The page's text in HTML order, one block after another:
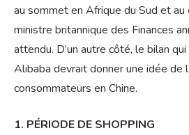
au sommet en Afrique du Sud et au
ministre britannique des Finances
attendu. D’un autre côté, le bilan
Alibaba devrait donner une idée de
consommateurs en Chine.
1. PÉRIODE DE SHOPPING